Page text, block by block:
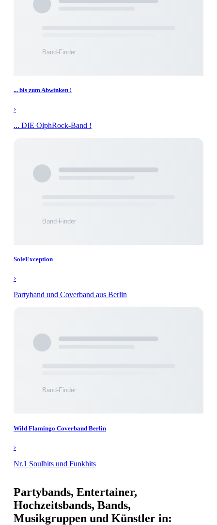
... bis zum Abwinken !
›
... DIE OlphRock-Band !
SoleException
›
Partyband und Coverband aus Berlin
Wild Flamingo Coverband Berlin
›
Nr.1 Soulhits und Funkhits
Partybands, Entertainer,
Hochzeitsbands, Bands,
Musikgruppen und Künstler in: